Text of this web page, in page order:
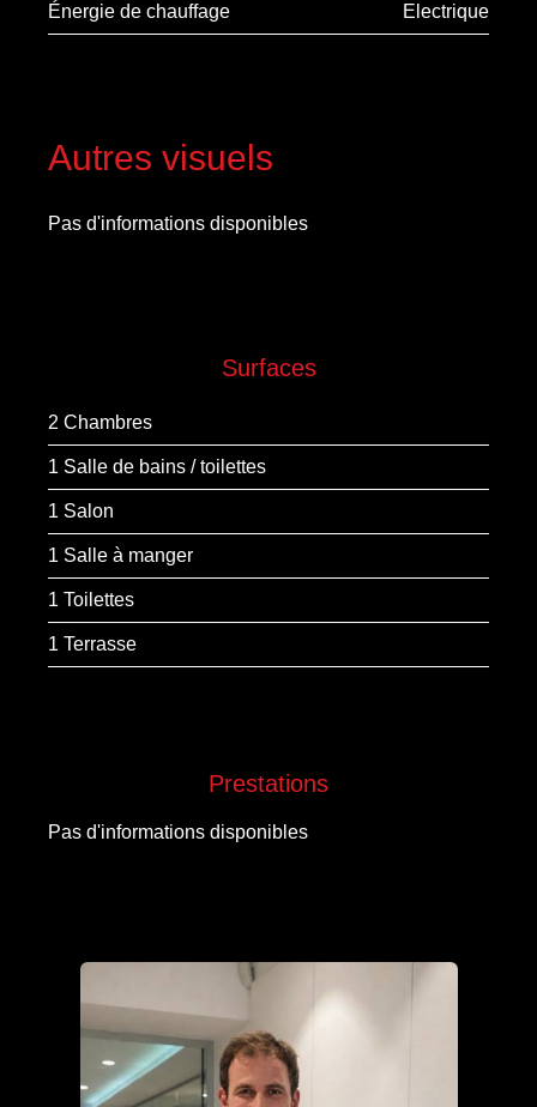
Énergie de chauffage Electrique
Autres visuels
Pas d'informations disponibles
Surfaces
2 Chambres
1 Salle de bains / toilettes
1 Salon
1 Salle à manger
1 Toilettes
1 Terrasse
Prestations
Pas d'informations disponibles